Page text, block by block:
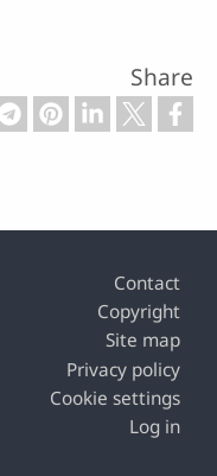
Share
Footer
Contact
Copyright
Site map
Privacy policy
Cookie settings
Log in